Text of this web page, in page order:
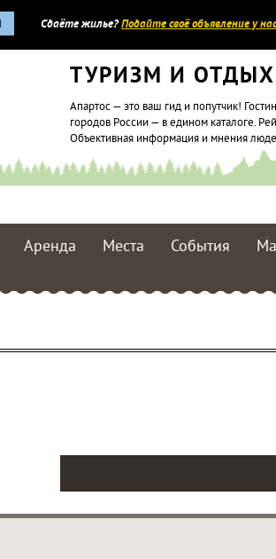
Сдаёте жилье?Подайте своё объявление у
ТУРИЗМ И
Апартос — это ваш гид и попутчик!
городов России — в едином каталоге.
Объективная информация и мнения
Аренда Места События